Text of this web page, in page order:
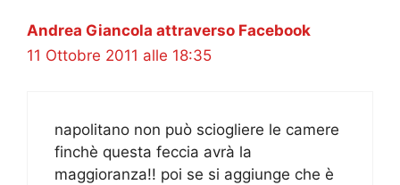
Andrea Giancola attraverso Facebook
11 Ottobre 2011 alle 18:35
napolitano non può sciogliere le camere
finchè questa feccia avrà la
maggioranza!! poi se si aggiunge che è